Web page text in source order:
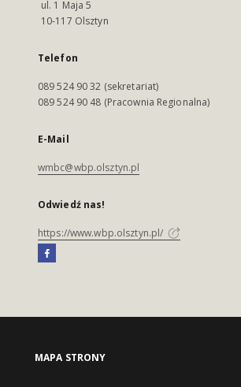
ul. 1 Maja 5
10-117 Olsztyn
Telefon
089 524 90 32 (sekretariat)
089 524 90 48 (Pracownia Regionalna)
E-Mail
wmbc@wbp.olsztyn.pl
Odwiedź nas!
https://www.wbp.olsztyn.pl/
MAPA STRONY